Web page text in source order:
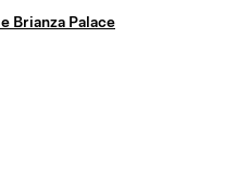
Brianza Palace